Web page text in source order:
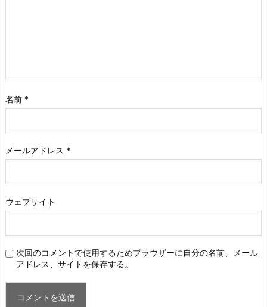
名前 *
メールアドレス *
ウェブサイト
次回のコメントで使用するためブラウザーに自分の名前、メール
アドレス、サイトを保存する。